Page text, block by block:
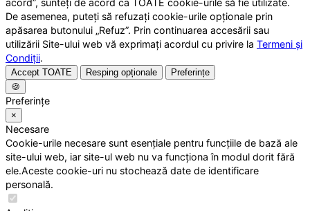
De asemenea, puteți să refuzați cookie-urile opționale prin
apăsarea butonului „Refuz”. Prin continuarea accesării sau
utilizării Site-ului web vă exprimați acordul cu privire la Termeni și
Condiții.
Accept TOATE Resping opționale
Preferințe
🍪
Preferințe
×
Necesare
Cookie-urile necesare sunt esențiale pentru funcțiile de bază ale
site-ului web, iar site-ul web nu va funcționa în modul dorit fără
ele.Aceste cookie-uri nu stochează date de identificare
personală.